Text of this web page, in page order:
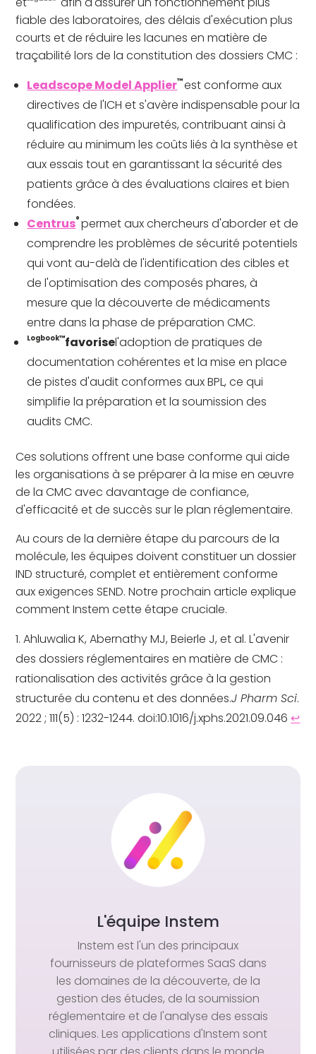
fiable des laboratoires, des délais d'exécution plus
courts et de réduire les lacunes en matière de
traçabilité lors de la constitution des dossiers CMC :
Leadscope Model Applier™est conforme aux
directives de l'ICH et s'avère indispensable pour la
qualification des impuretés, contribuant ainsi à
réduire au minimum les coûts liés à la synthèse et
aux essais tout en garantissant la sécurité des
patients grâce à des évaluations claires et bien
fondées.
Centrus®permet aux chercheurs d'aborder et de
comprendre les problèmes de sécurité potentiels
qui vont au-delà de l'identification des cibles et
de l'optimisation des composés phares, à
mesure que la découverte de médicaments
entre dans la phase de préparation CMC.
Logbook™favorisel'adoption de pratiques de
documentation cohérentes et la mise en place
de pistes d'audit conformes aux BPL, ce qui
simplifie la préparation et la soumission des
audits CMC.
Ces solutions offrent une base conforme qui aide
les organisations à se préparer à la mise en œuvre
de la CMC avec davantage de confiance,
d'efficacité et de succès sur le plan réglementaire.
Au cours de la dernière étape du parcours de la
molécule, les équipes doivent constituer un dossier
IND structuré, complet et entièrement conforme
aux exigences SEND. Notre prochain article explique
comment Instem cette étape cruciale.
Ahluwalia K, Abernathy MJ, Beierle J, et al. L'avenir
des dossiers réglementaires en matière de CMC :
rationalisation des activités grâce à la gestion
structurée du contenu et des données.J Pharm Sci.
2022 ; 111(5) : 1232-1244. doi:10.1016/j.xphs.2021.09.046 ↩︎
L'équipe Instem
Instem est l'un des principaux
fournisseurs de plateformes SaaS dans
les domaines de la découverte, de la
gestion des études, de la soumission
réglementaire et de l'analyse des essais
cliniques. Les applications d'Instem sont